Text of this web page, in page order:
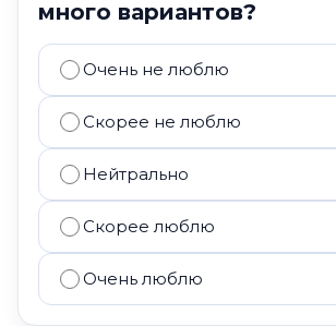
много вариантов?
Очень не люблю
Скорее не люблю
Нейтрально
Скорее люблю
Очень люблю